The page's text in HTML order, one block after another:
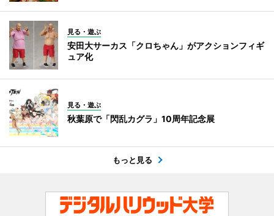
見る・遊ぶ
安田大サーカス「クロちゃん」がアクションフィギ
ュア化
見る・遊ぶ
秋葉原で「閃乱カグラ」10周年記念展
もっと見る